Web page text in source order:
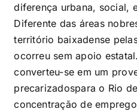
diferença urbana, social,
Diferente das áreas
território baixadense
ocorreu sem apoio
converteu-se em um
precarizadospara o Rio
concentração de